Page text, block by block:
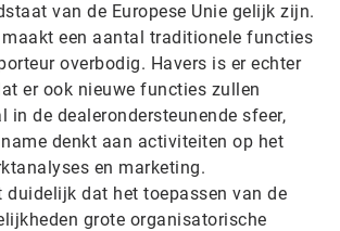
van de Europese Unie gelijk zijn.
een aantal traditionele functies
overbodig. Havers is er echter
er ook nieuwe functies zullen
in de dealerondersteunende sfeer,
denkt aan activiteiten op het
en marketing.
duidelijk dat het toepassen van de
grote organisatorische